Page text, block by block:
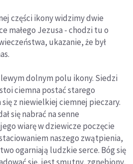
części ikony widzimy dwie
małego Jezusa - chodzi tu o
ukazanie, że był
dolnym polu ikony. Siedzi
ciemna postać starego
się z niewielkiej ciemnej pieczary.
się nabrać na senne
wiarę w dziewicze poczęcie
naszego zwątpienia,
ogarniają ludzkie serce. Bóg się